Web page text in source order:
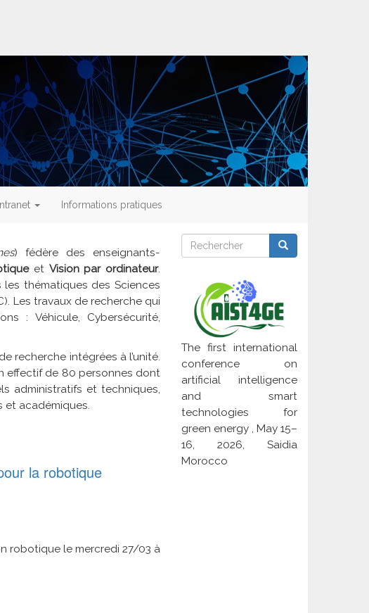
Intranet Informations pratiques
) fédère des enseignants-
et Vision par ordinateur.
thématiques des Sciences
Les travaux de recherche qui
: Véhicule, Cybersécurité,
recherche intégrées à l’unité.
effectif de 80 personnes dont
administratifs et techniques,
et académiques.
la robotique
robotique le mercredi 27/03 à
Rechercher
Rechercher Rechercher
The first international
conference on
artificial intelligence
and smart
technologies for
green energy , May 15–
16, 2026, Saidia
Morocco